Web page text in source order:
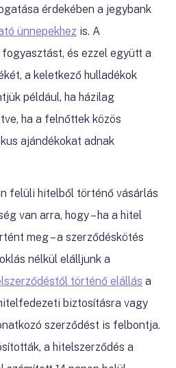
érdekében a jegybank
ünnepekhez is. A
és ezzel együtt a
a keletkező hulladékok
például, ha házilag
ha a felnőttek közös
ajándékokat adnak
felüli hitelből történő vásárlás
van arra, hogy – ha a hitel
meg – a szerződéskötés
nélkül elálljunk a
történő elállás a
biztosításra vagy
szerződést is felbontja.
a hitelszerződés a